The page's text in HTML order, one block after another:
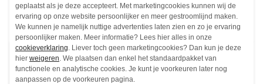
Niet op voorraad Niet op voorraad
geplaatst als je deze accepteert. Met marketingcookies kunnen wij de
ervaring op onze website persoonlijker en meer gestroomlijnd maken.
We kunnen je namelijk nuttige advertenties laten zien en zo je ervaring
persoonlijker maken. Meer informatie? Lees hier alles in onze
cookieverklaring. Liever toch geen marketingcookies? Dan kun je deze
hier weigeren. We plaatsen dan enkel het standaardpakket van
functionele en analytische cookies. Je kunt je voorkeuren later nog
aanpassen op de voorkeuren pagina.